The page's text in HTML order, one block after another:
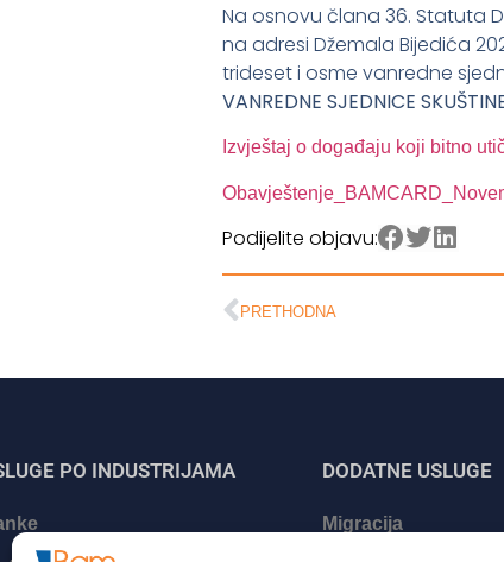
Na osnovu člana 36. Statuta
na adresi Džemala Bijedića
trideset i osme vanredne
VANREDNE SJEDNICE
Izvještaj o događaju koji bitno
Podijelite objavu:
PRETHODNA
PO INDUSTRIJAMA DODATNE USLUGE
Migracija